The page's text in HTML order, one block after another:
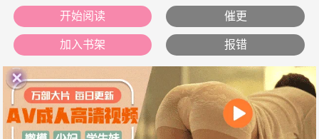
开始阅读 催更
加入书架 报错